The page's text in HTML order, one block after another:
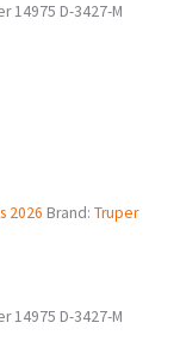
14975 D-3427-M
2026 Brand: Truper
14975 D-3427-M